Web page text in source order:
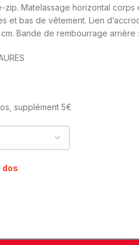
Matelassage horizontal corps
et bas de vêtement. Lien
Bande de rembourrage arrière :
supplément 5€
dos